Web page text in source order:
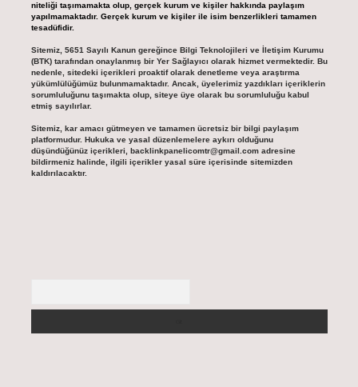
niteliği taşımamakta olup, gerçek kurum ve kişiler hakkında paylaşım
yapılmamaktadır. Gerçek kurum ve kişiler ile isim benzerlikleri tamamen
tesadüfidir.
Sitemiz, 5651 Sayılı Kanun gereğince Bilgi Teknolojileri ve İletişim Kurumu
(BTK) tarafından onaylanmış bir Yer Sağlayıcı olarak hizmet vermektedir. Bu
nedenle, sitedeki içerikleri proaktif olarak denetleme veya araştırma
yükümlülüğümüz bulunmamaktadır. Ancak, üyelerimiz yazdıkları içeriklerin
sorumluluğunu taşımakta olup, siteye üye olarak bu sorumluluğu kabul
etmiş sayılırlar.
Sitemiz, kar amacı gütmeyen ve tamamen ücretsiz bir bilgi paylaşım
platformudur. Hukuka ve yasal düzenlemelere aykırı olduğunu
düşündüğünüz içerikleri, backlinkpanelicomtr@gmail.comadresine
bildirmeniz halinde, ilgili içerikler yasal süre içerisinde sitemizden
kaldırılacaktır.